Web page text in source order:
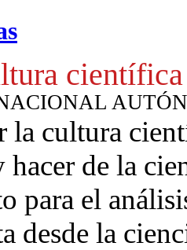
científica
la cultura
de la
para el
desde la